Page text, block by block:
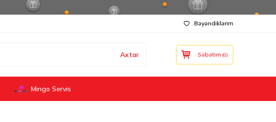
Bəyəndiklərim
Axtar Səbətim (0)
Mingo Servis